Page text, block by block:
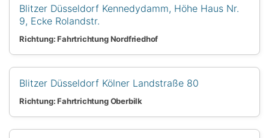
Blitzer Düsseldorf Kennedydamm, Höhe Haus Nr.
9, Ecke Rolandstr.
Richtung: Fahrtrichtung Nordfriedhof
Blitzer Düsseldorf Kölner Landstraße 80
Richtung: Fahrtrichtung Oberbilk